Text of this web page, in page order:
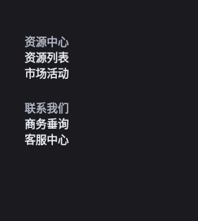
资源中心
资源列表
市场活动
联系我们
商务垂询
客服中心